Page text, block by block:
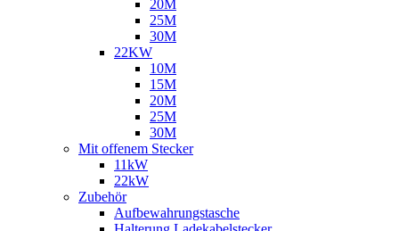
20M
25M
30M
22KW
10M
15M
20M
25M
30M
Mit offenem Stecker
11kW
22kW
Zubehör
Aufbewahrungstasche